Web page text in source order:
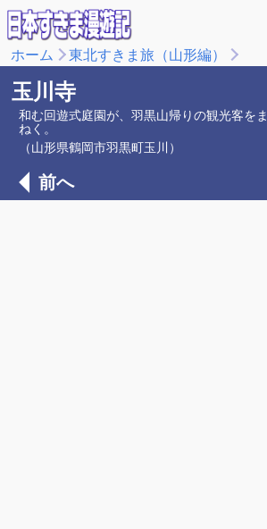
ホーム 東北すきま旅（山形編）
玉川寺
和む回遊式庭園が、羽黒山帰りの観光客をま
ねく。
（山形県鶴岡市羽黒町玉川）
前へ